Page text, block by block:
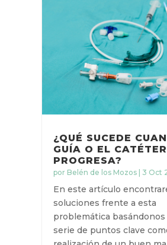
manejo adecuado del
LEER MÁS
¿QUÉ SUCEDE
GUÍA O EL
PROGRESA?